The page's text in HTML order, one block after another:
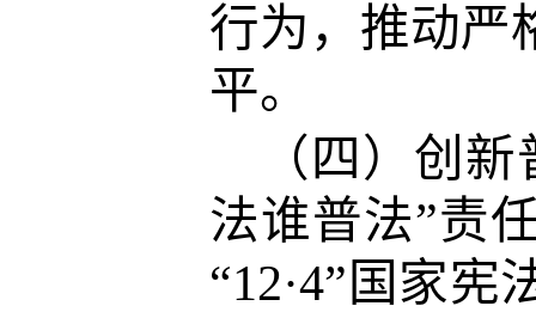
行为，推动严
平。
（四）创
法谁普法”责
“12·4”国家